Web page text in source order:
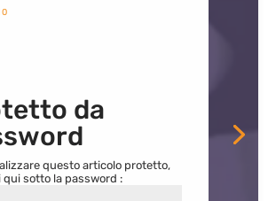
0
da
questo articolo protetto,
qui sotto la password :